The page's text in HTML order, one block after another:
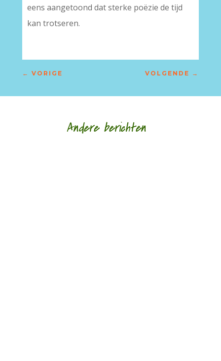
eens aangetoond dat sterke poëzie de tijd
kan trotseren.
← VORIGE VOLGENDE →
Andere berichten